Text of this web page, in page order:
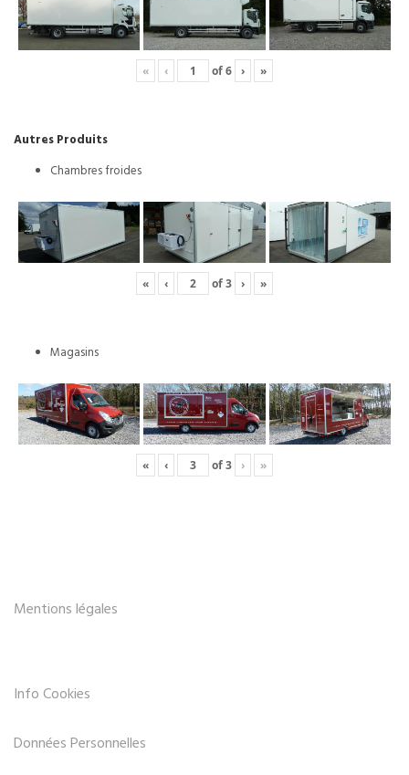
« ‹ of6 › »
Autres Produits
Chambres froides
« ‹ of3 › »
Magasins
« ‹ of3 › »
Mentions légales
Info Cookies
Données Personnelles